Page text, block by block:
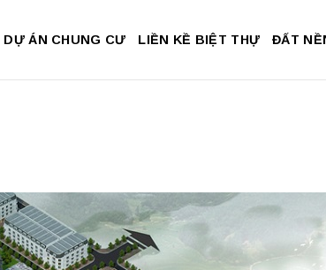
DỰ ÁN CHUNG CƯ LIỀN KỀ BIỆT THỰ ĐẤT